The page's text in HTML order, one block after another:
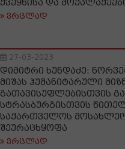
ქვეყნისა და
ვრცლად
27-03-2023
დიმიტრი ხუნდაძე:
მიშას ჰუმანიტარული
გათავისუფლებისთვის
სტრასბურგისთვის
საქართველოს
შეურაცხყოფა
ვრცლად